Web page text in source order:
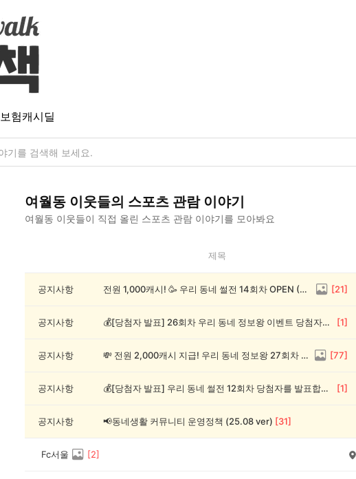
보험캐시딜
여월동 이웃들의 스포츠 관람이야기
여월동 이웃들이 직접 올린 스포츠 관람 이야기를 모아봐요
동
제목
공지사항 전원 1,000캐시! 🥳 우리 동네 썰전 14회차 OPEN (~8/17) [21]
공지사항 💰[당첨자 발표] 26회차 우리 동네 정보왕 이벤트 당첨자를 발표합니다! [1]
공지사항 💸 전원 2,000캐시 지급! 우리 동네 정보왕 27회차 (~8/10) [77]
공지사항 💰[당첨자 발표] 우리 동네 썰전 12회차 당첨자를 발표합니다! [1]
공지사항 📢동네생활 커뮤니티 운영정책 (25.08 ver) [31]
Fc서울 [2]